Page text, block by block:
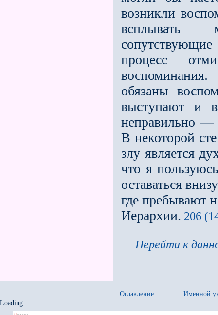
возникли
всплывать
процесс
обязаны
выступают и
неправильно —
В некоторой
злу является
что я
оставаться
где пребывают
Иерархии. 206
Перейти к
Оглавление
Именной
Loading